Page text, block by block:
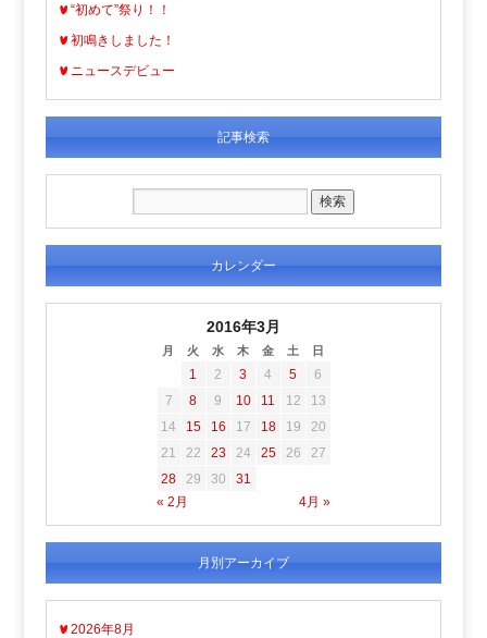
“初めて”祭り！！
初鳴きしました！
ニュースデビュー
記事検索
カレンダー
2016年3月
月 火 水 木 金 土 日
« 2月 4月 »
1 2 3 4 5
6
7
8 9 10 11 12
13
14
15 16 17 18 19
20
21
22 23 24 25 26
27
28
29 30 31
月別アーカイブ
2026年8月